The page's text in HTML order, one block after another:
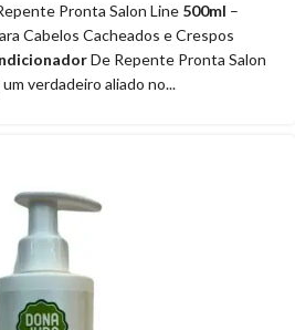
Pronta Salon Line 500ml –
Cabelos Cacheados e Crespos
De Repente Pronta Salon
um verdadeiro aliado no...